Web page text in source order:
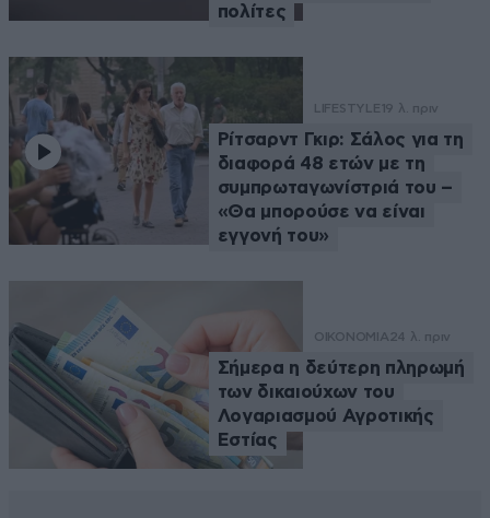
πολίτες
LIFESTYLE 19 λ. πριν
Ρίτσαρντ Γκιρ: Σάλος για τη
διαφορά 48 ετών με τη
συμπρωταγωνίστριά του –
«Θα μπορούσε να είναι
εγγονή του»
ΟΙΚΟΝΟΜΙΑ24 λ. πριν
Σήμερα η δεύτερη πληρωμή
των δικαιούχων του
Λογαριασμού Αγροτικής
Εστίας